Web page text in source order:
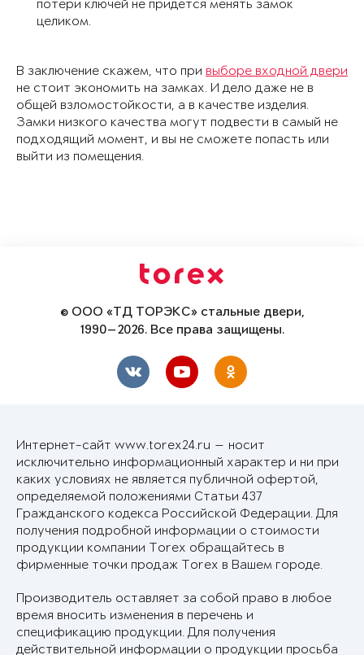
потери ключей не придется менять замок
целиком.
В заключение скажем, что при выборе входной двери
не стоит экономить на замках. И дело даже не в
общей взломостойкости, а в качестве изделия.
Замки низкого качества могут подвести в самый не
подходящий момент, и вы не сможете попасть или
выйти из помещения.
© ООО «ТД ТОРЭКС» стальные двери,
1990—2026. Все права защищены.
Интернет-сайт www.torex24.ru — носит
исключительно информационный характер и ни при
каких условиях не является публичной офертой,
определяемой положениями Статьи 437
Гражданского кодекса Российской Федерации. Для
получения подробной информации о стоимости
продукции компании Torex обращайтесь в
фирменные точки продаж Torex в Вашем городе.
Производитель оставляет за собой право в любое
время вносить изменения в перечень и
спецификацию продукции. Для получения
действительной информации о продукции просьба